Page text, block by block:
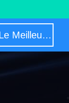
Obtenez Le Meilleur Prix